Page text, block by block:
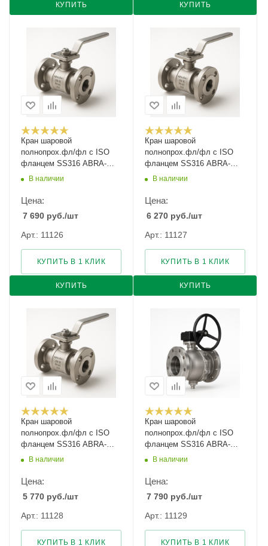
КУПИТЬ КУПИТЬ
Кран шаровой
полнопрох.фл/фл с ISO
фланцем SS316 ABRA-
BV41-100 Ду-100 Ру-40
В наличии
Цена:
7 690 руб./шт
Арт.: 11126
КУПИТЬ
КУПИТЬ В 1 КЛИК
Кран шаровой
полнопрох.фл/фл с ISO
фланцем SS316 ABRA-
BV41-125 Ду-125 Ру-40
В наличии
Цена:
6 270 руб./шт
Арт.: 11127
КУПИТЬ
КУПИТЬ В 1 КЛИК
Кран шаровой
полнопрох.фл/фл с ISO
фланцем SS316 ABRA-
BV41-150 Ду-150 Ру-40
В наличии
Цена:
5 770 руб./шт
Арт.: 11128
КУПИТЬ В 1 КЛИК
Кран шаровой
полнопрох.фл/фл с ISO
фланцем SS316 ABRA-
BV41-200 Ду-200 Ру-40
В наличии
Цена:
7 790 руб./шт
Арт.: 11129
КУПИТЬ В 1 КЛИК